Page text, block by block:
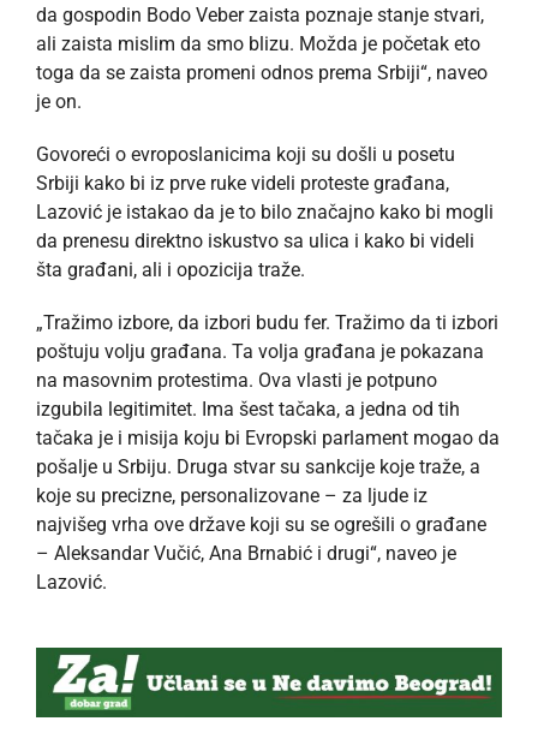
da gospodin Bodo Veber zaista poznaje stanje stvari,
ali zaista mislim da smo blizu. Možda je početak eto
toga da se zaista promeni odnos prema Srbiji“, naveo
je on.
Govoreći o evroposlanicima koji su došli u posetu
Srbiji kako bi iz prve ruke videli proteste građana,
Lazović je istakao da je to bilo značajno kako bi mogli
da prenesu direktno iskustvo sa ulica i kako bi videli
šta građani, ali i opozicija traže.
„Tražimo izbore, da izbori budu fer. Tražimo da ti izbori
poštuju volju građana. Ta volja građana je pokazana
na masovnim protestima. Ova vlasti je potpuno
izgubila legitimitet. Ima šest tačaka, a jedna od tih
tačaka je i misija koju bi Evropski parlament mogao da
pošalje u Srbiju. Druga stvar su sankcije koje traže, a
koje su precizne, personalizovane – za ljude iz
najvišeg vrha ove države koji su se ogrešili o građane
– Aleksandar Vučić, Ana Brnabić i drugi“, naveo je
Lazović.